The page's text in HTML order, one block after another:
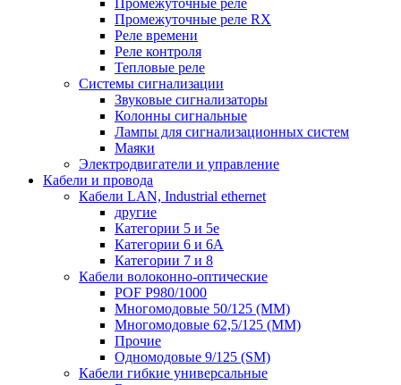
Промежуточные реле RX
Реле времени
Реле контроля
Тепловые реле
Системы сигнализации
Звуковые сигнализаторы
Колонны сигнальные
Лампы для сигнализационных систем
Маяки
Электродвигатели и управление
Кабели и провода
Кабели LAN, Industrial ethernet
другие
Категории 5 и 5е
Категории 6 и 6A
Категории 7 и 8
Кабели волоконно-оптические
POF P980/1000
Многомодовые 50/125 (ММ)
Многомодовые 62,5/125 (ММ)
Прочие
Одномодовые 9/125 (SM)
Кабели гибкие универсальные